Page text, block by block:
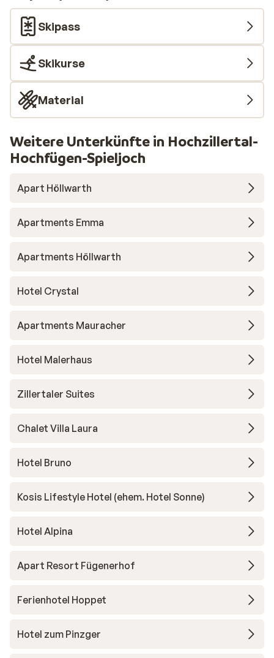
Skipass
Skikurse
Material
Weitere Unterkünfte in Hochzillertal-
Hochfügen-Spieljoch
Apart Höllwarth
Apartments Emma
Apartments Höllwarth
Hotel Crystal
Apartments Mauracher
Hotel Malerhaus
Zillertaler Suites
Chalet Villa Laura
Hotel Bruno
Kosis Lifestyle Hotel (ehem. Hotel Sonne)
Hotel Alpina
Apart Resort Fügenerhof
Ferienhotel Hoppet
Hotel zum Pinzger